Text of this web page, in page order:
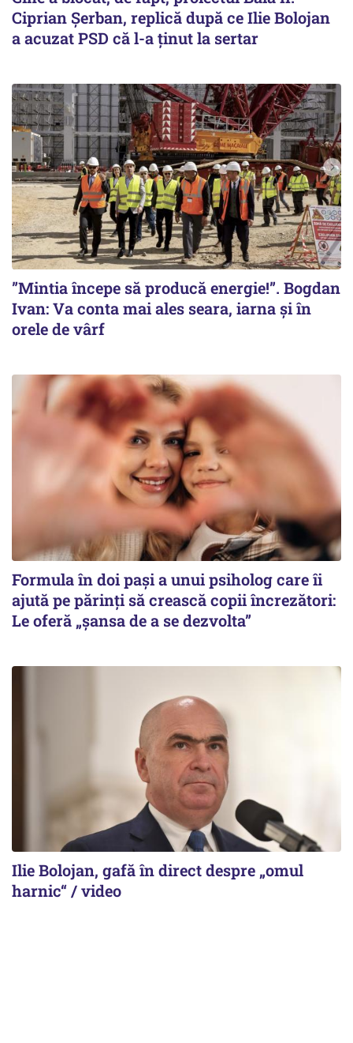
Ciprian Șerban, replică după ce Ilie Bolojan
a acuzat PSD că l-a ținut la sertar
”Mintia începe să producă energie!”. Bogdan
Ivan: Va conta mai ales seara, iarna și în
orele de vârf
Formula în doi pași a unui psiholog care îi
ajută pe părinți să crească copii încrezători:
Le oferă „șansa de a se dezvolta”
Ilie Bolojan, gafă în direct despre „omul
harnic“ / video